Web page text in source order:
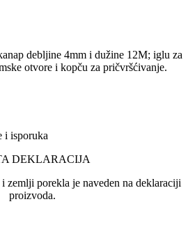
debljine 4mm i dužine 12M; iglu za
otvore i kopču za pričvršćivanje.
i isporuka
DEKLARACIJA
zemlji porekla je naveden na deklaraciji
proizvoda.